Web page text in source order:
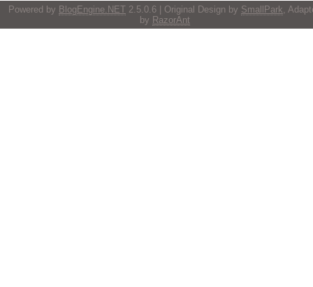
Powered by BlogEngine.NET 2.5.0.6 | Original Design by SmallPark,
by RazorAnt